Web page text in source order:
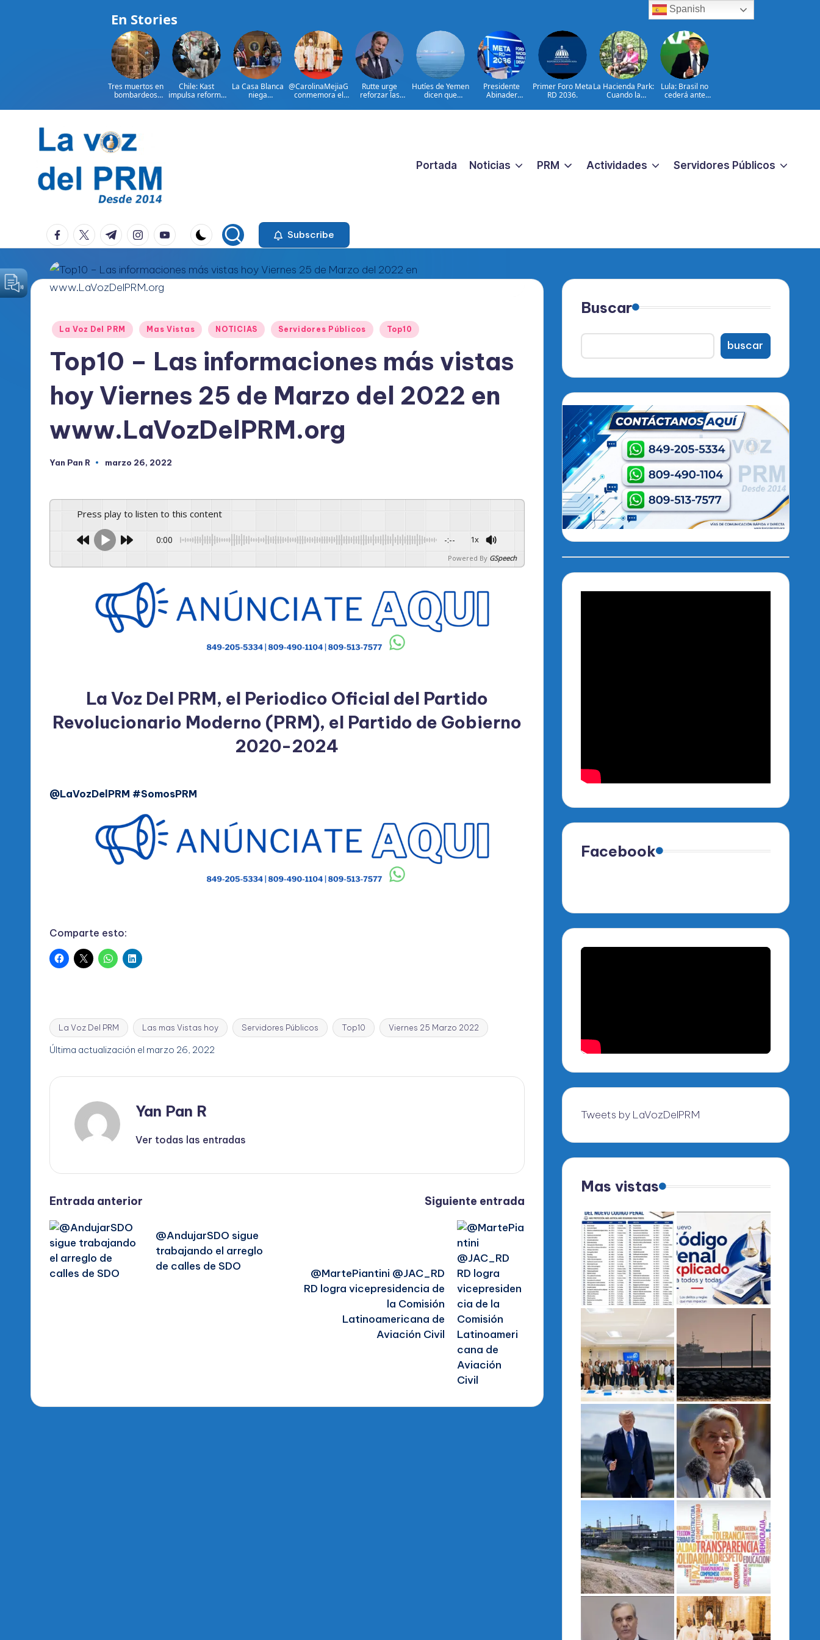
En Stories
Tres muertos en
bombardeos
noreste de
Chile: Kast
impulsa reforma
crimen
La Casa Blanca
niega
entre Trump y
@CarolinaMejiaG
conmemora el
de Santo
Rutte urge
reforzar las
ucranianas
Hutíes de Yemen
dicen que
petroleros
Presidente
Abinader
primer Foro Meta
Primer Foro Meta
RD 2036.
La Hacienda Park:
Cuando la
la historia del
Lula: Brasil no
cederá ante
extranjeras
contenido
e
ri
O
Voz
Del
PRM
Portada Noticias PRM Actividades Servidores Públicos
facebook.com
twitter.com
t.me instagram.com
youtube.com Subscribe
Publicado
La Voz Del PRM Mas Vistas NOTICIAS Servidores Públicos Top10
Top10 – Las informaciones más vistas
hoy Viernes 25 de Marzo del 2022 en
www.LaVozDelPRM.org
Publicado
Yan Pan R marzo 26, 2022
Press play to listen to this content
0:00 -:-- 1x
Powered By GSpeech
La Voz Del PRM, el Periodico Oficial del Partido
Revolucionario Moderno (PRM), el Partido de Gobierno
2020-2024
@LaVozDelPRM #SomosPRM
Comparte esto:
Etiquetas:
La Voz Del PRM Las mas Vistas hoy Servidores Públicos Top10 Viernes 25 Marzo 2022
Última actualización el marzo 26, 2022
Yan Pan R
Ver todas las entradas
Navegación
de
entradas
Entrada anterior
@AndujarSDO sigue
trabajando el arreglo
de calles de SDO
Siguiente entrada
@MartePiantini @JAC_RD
RD logra vicepresidencia de
la Comisión
Latinoamericana de
Aviación Civil
Buscar
buscar
Facebook
Tweets by LaVozDelPRM
Mas vistas
Spanish